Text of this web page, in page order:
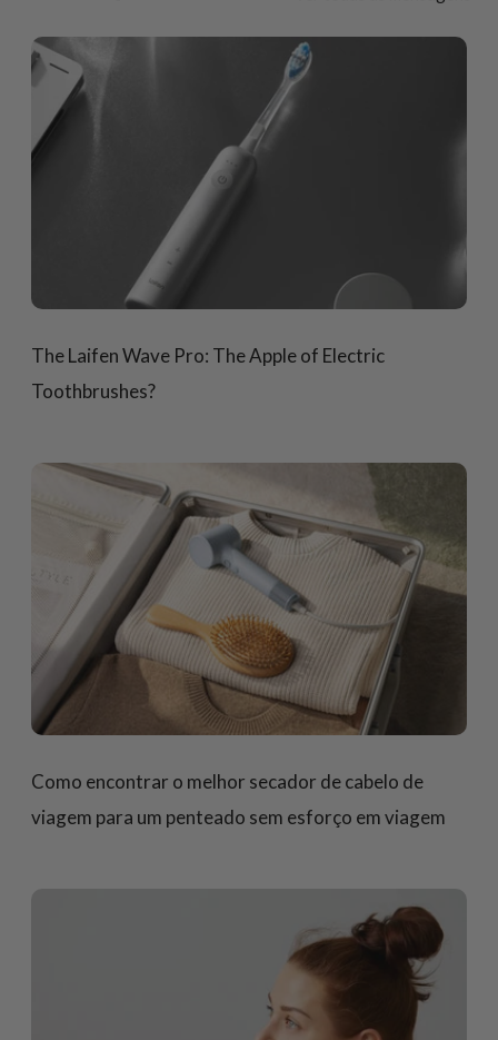
The Laifen Wave Pro: The Apple of Electric
Toothbrushes?
Como encontrar o melhor secador de cabelo de
viagem para um penteado sem esforço em viagem